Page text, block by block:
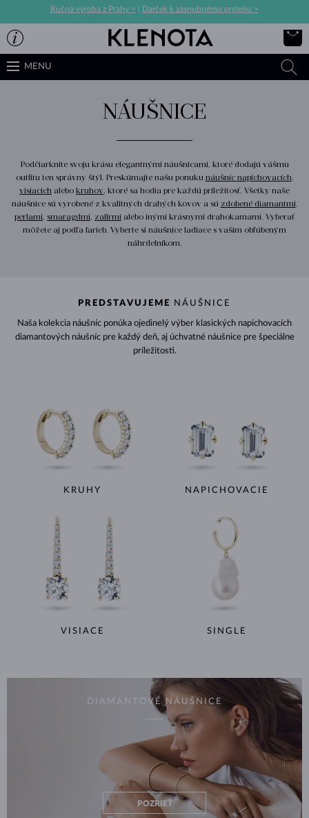
Ručná výroba z Prahy > Darček k zásnubnému prsteňu >
MENU
NÁUŠNICE
Podčiarknite svoju krásu elegantnými náušnicami, ktoré dodajú vášmu
outfitu ten správny štýl. Preskúmajte našu ponuku náušníc napichovacích,
visiacich alebo kruhov, ktoré sa hodia pre každú príležitosť. Všetky naše
náušnice sú vyrobené z kvalitných drahých kovov a sú zdobené diamantmi,
perlami, smaragdmi, zafírmi alebo inými krásnymi drahokamami. Vyberať
môžete aj podľa farieb. Vyberte si náušnice ladiace s vašim obľúbeným
náhrdelníkom.
PREDSTAVUJEME NÁUŠNICE
Naša kolekcia náušníc ponúka ojedinelý výber klasických napichovacích
diamantových náušníc pre každý deň, aj úchvatné náušnice pre špeciálne
príležitosti.
KRUHY NAPICHOVACIE
VISIACE SINGLE
DIAMANTOVÉ NÁUŠNICE
POZRIEŤ